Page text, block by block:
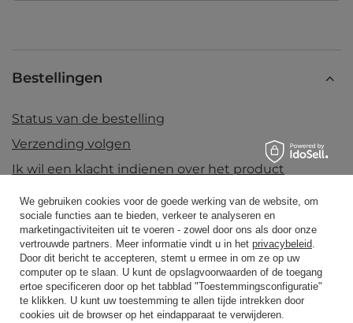
Bestellingen
Status van de bestelling
Verzending volgen
Ik wil een klacht indienen over het product
Ik wil een product retourneren
Ik wil de goederen ruilen
Contact
Rekening
We gebruiken cookies voor de goede werking van de website, om
sociale functies aan te bieden, verkeer te analyseren en
marketingactiviteiten uit te voeren - zowel door ons als door onze
vertrouwde partners. Meer informatie vindt u in het privacybeleid.
Door dit bericht te accepteren, stemt u ermee in om ze op uw
computer op te slaan. U kunt de opslagvoorwaarden of de toegang
ertoe specificeren door op het tabblad "Toestemmingsconfiguratie"
te klikken. U kunt uw toestemming te allen tijde intrekken door
cookies uit de browser op het eindapparaat te verwijderen.